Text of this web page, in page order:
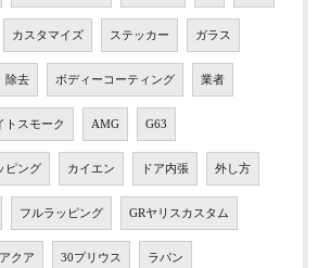
カスタマイズ ステッカー ガラス
除去 ボディーコーティング 業者
トスモーク AMG G63
ピング カイエン ドア内張 外し方
フルラッピング GRヤリスカスタム
アクア 30プリウス ラパン